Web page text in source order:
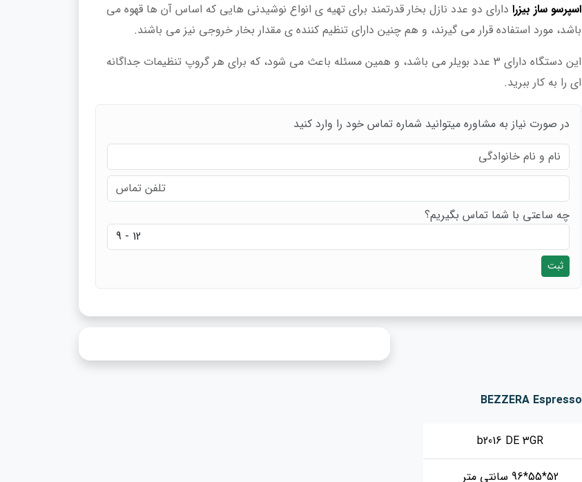
اسپرسو ساز بیزرا دارای دو عدد نازل بخار قدرتمند برای تهیه ی انواع نوشیدنی‌ هایی که اساس آن ها قهوه می
باشد، مورد استفاده قرار می گیرند، و هم چنین دارای تنظیم کننده‌ ی مقدار بخار خروجی نیز می‌ باشند.
این دستگاه دارای 3 عدد بویلر می باشد، و همین مسئله باعث می شود، که برای هر گروپ تنظیمات جداگانه‌
ای را به کار ببرید.
در صورت نیاز به مشاوره میتوانید شماره تماس خود را وارد کنید
چه ساعتی با شما تماس بگیریم؟
ثبت
b2016 DE 3GR
52*55*96 سانتی متر